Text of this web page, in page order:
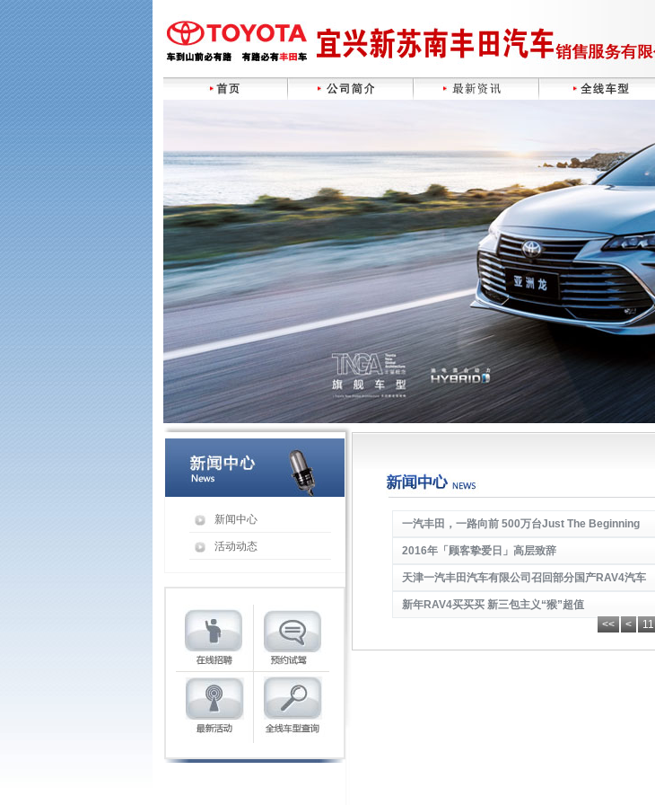
新闻中心
活动动态
一汽丰田，一路向前 500万台Just The Beginning
2016年「顾客挚爱日」高层致辞
天津一汽丰田汽车有限公司召回部分国产RAV4汽车
新年RAV4买买买 新三包主义“猴”超值
<<
< 11